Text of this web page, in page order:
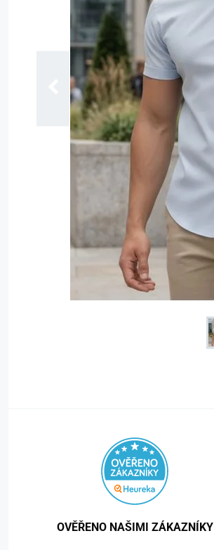
OVĚŘENO NAŠIMI ZÁKAZNÍKY